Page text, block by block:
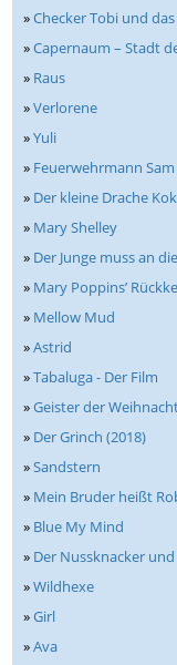
»Checker Tobi und
»Capernaum – Stadt
» Raus
»Verlorene
»Yuli
» Feuerwehrmann
» Der kleine Drache
» Mary Shelley
» Der Junge muss an
» Mary Poppins’
» Mellow Mud
»Astrid
»Tabaluga - Der Film
»Geister der
» Der Grinch (2018)
»Sandstern
» Mein Bruder heißt
» Blue My Mind
» Der Nussknacker
»Wildhexe
»Girl
»Ava